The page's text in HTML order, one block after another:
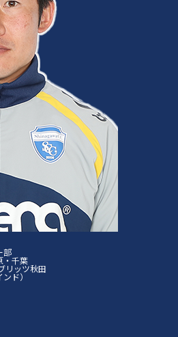
部
・千葉
リッツ秋田
ド）